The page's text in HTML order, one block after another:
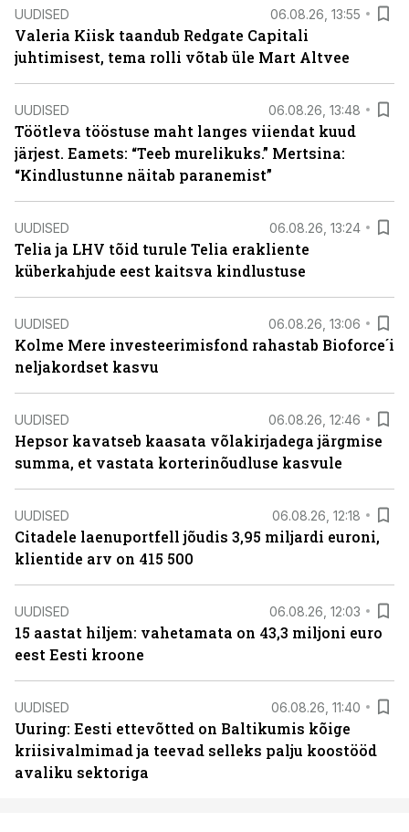
UUDISED 06.08.26, 13:55
Valeria Kiisk taandub Redgate Capitali
juhtimisest, tema rolli võtab üle Mart Altvee
UUDISED 06.08.26, 13:48
Töötleva tööstuse maht langes viiendat kuud
järjest. Eamets: “Teeb murelikuks.” Mertsina:
“Kindlustunne näitab paranemist”
UUDISED 06.08.26, 13:24
Telia ja LHV tõid turule Telia erakliente
küberkahjude eest kaitsva kindlustuse
UUDISED 06.08.26, 13:06
Kolme Mere investeerimisfond rahastab Bioforce´i
neljakordset kasvu
UUDISED 06.08.26, 12:46
Hepsor kavatseb kaasata võlakirjadega järgmise
summa, et vastata korterinõudluse kasvule
UUDISED 06.08.26, 12:18
Citadele laenuportfell jõudis 3,95 miljardi euroni,
klientide arv on 415 500
UUDISED 06.08.26, 12:03
15 aastat hiljem: vahetamata on 43,3 miljoni euro
eest Eesti kroone
UUDISED 06.08.26, 11:40
Uuring: Eesti ettevõtted on Baltikumis kõige
kriisivalmimad ja teevad selleks palju koostööd
avaliku sektoriga